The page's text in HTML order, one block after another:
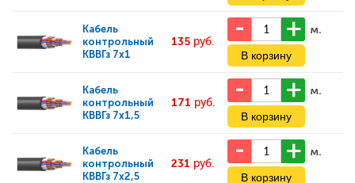
Кабель
контрольный
КВВГз 7х1
135 руб.
м.
Кабель
контрольный
КВВГз 7х1,5
171 руб.
м.
Кабель
контрольный
КВВГз 7х2,5
231 руб.
м.